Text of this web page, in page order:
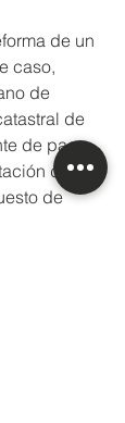
de un
caso,
de
de
de pago
de
de